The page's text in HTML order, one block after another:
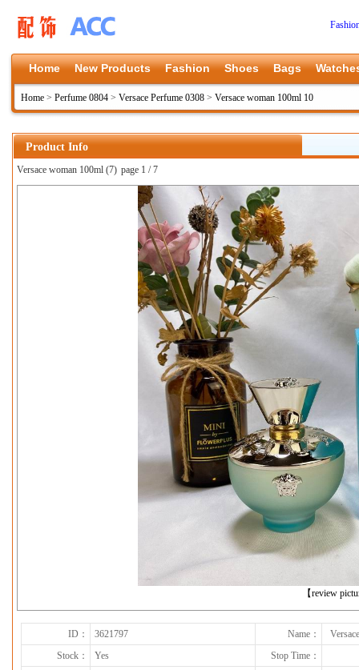
Home New Products Fashion Shoes Bags
Home > Perfume 0804 > Versace Perfume 0308 > Versace woman 100ml 10
Product Info
Versace woman 100ml (7) page 1 / 7
【review
下一张
ID： 3621797 Name：
Stock：
Yes
Stop Time：